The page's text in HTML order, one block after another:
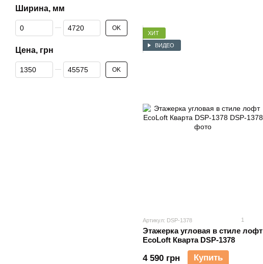
ХИТ
ВИДЕО
Артикул: DSP-1378 1
Этажерка угловая в стиле лофт
EcoLoft Кварта DSP-1378
4 590 грн Купить
Ширина, мм
От Ширина, мм
До Ширина, мм OK
Цена, грн
От Цена, грн
До Цена, грн OK